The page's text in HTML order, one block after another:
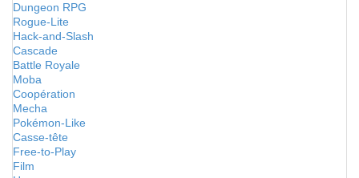
Dungeon RPG
Rogue-Lite
Hack-and-Slash
Cascade
Battle Royale
Moba
Coopération
Mecha
Pokémon-Like
Casse-tête
Free-to-Play
Film